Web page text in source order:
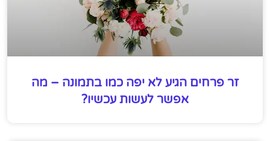
זר פרחים הגיע לא יפה כמו בתמונה – מה
אפשר לעשות עכשיו?